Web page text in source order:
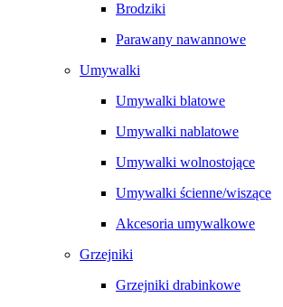
Brodziki
Parawany nawannowe
Umywalki
Umywalki blatowe
Umywalki nablatowe
Umywalki wolnostojące
Umywalki ścienne/wiszące
Akcesoria umywalkowe
Grzejniki
Grzejniki drabinkowe